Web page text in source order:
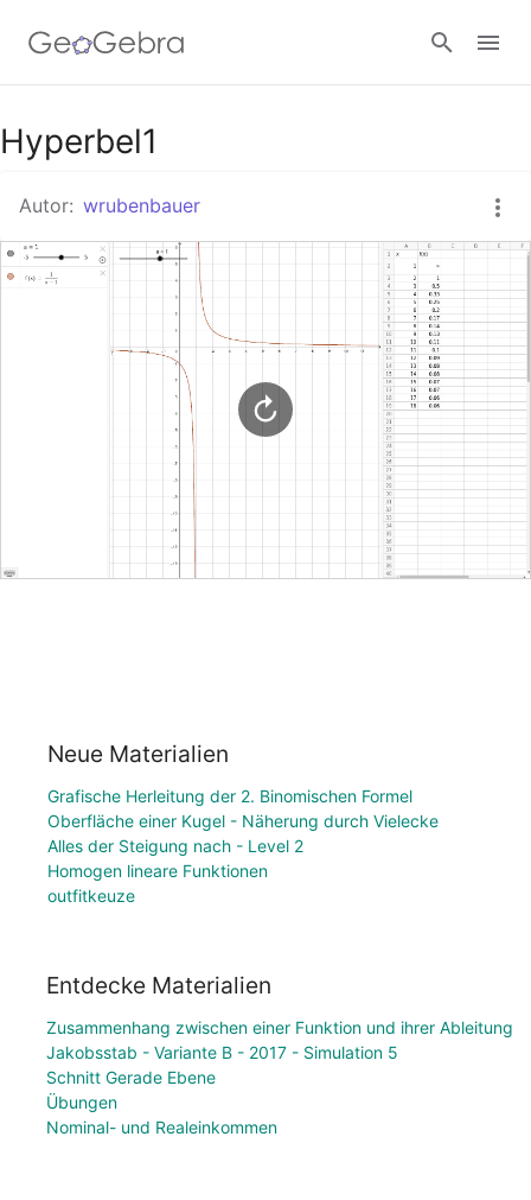
Google Classroom
GeoGebra Classroom
Hyperbel1
Autor: wrubenbauer
Neue Materialien
Grafische Herleitung der 2. Binomischen Formel
Oberfläche einer Kugel - Näherung durch Vielecke
Alles der Steigung nach - Level 2
Homogen lineare Funktionen
outfitkeuze
Entdecke Materialien
Zusammenhang zwischen einer Funktion und ihrer Ableitung
Jakobsstab - Variante B - 2017 - Simulation 5
Schnitt Gerade Ebene
Übungen
Nominal- und Realeinkommen